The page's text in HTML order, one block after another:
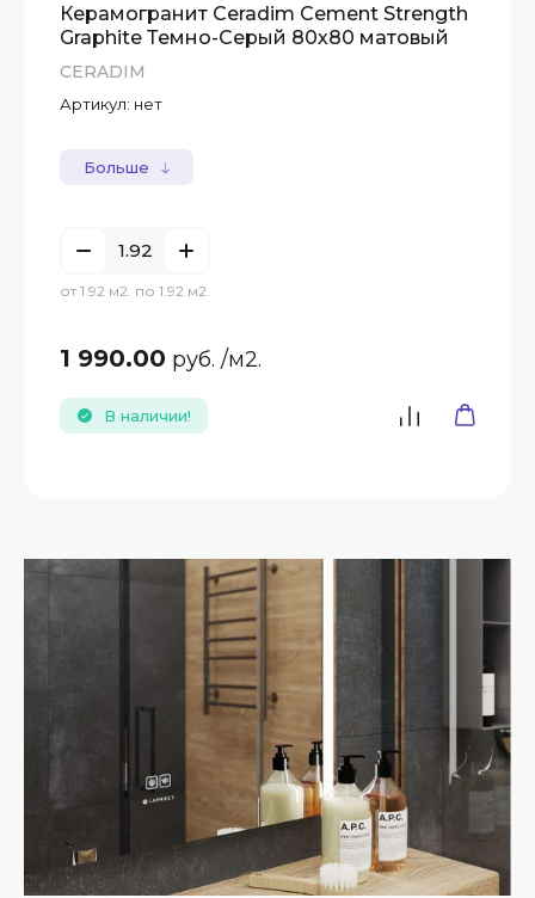
Керамогранит Ceradim Cement Strength
Graphite Темно-Серый 80х80 матовый
CERADIM
Артикул: нет
Больше
от 1.92 м2. по 1.92 м2.
1 990.00 руб. /м2.
В наличии!